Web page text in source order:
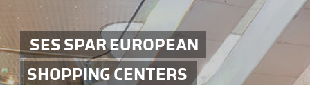
SES SPAR EUROPEAN
SHOPPING CENTERS